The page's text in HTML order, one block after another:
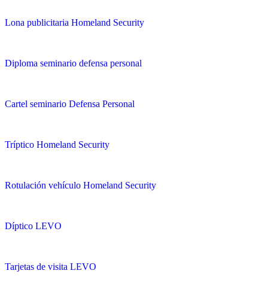
Lona publicitaria Homeland Security
Diploma seminario defensa personal
Cartel seminario Defensa Personal
Tríptico Homeland Security
Rotulación vehículo Homeland Security
Díptico LEVO
Tarjetas de visita LEVO